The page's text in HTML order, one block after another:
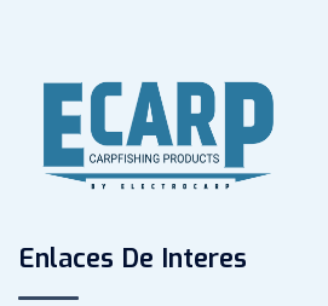
Enlaces De Interes